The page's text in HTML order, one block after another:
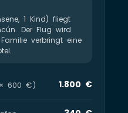
1 Kind) fliegt
Der Flug wird
verbringt eine
600 €) 1.800 €